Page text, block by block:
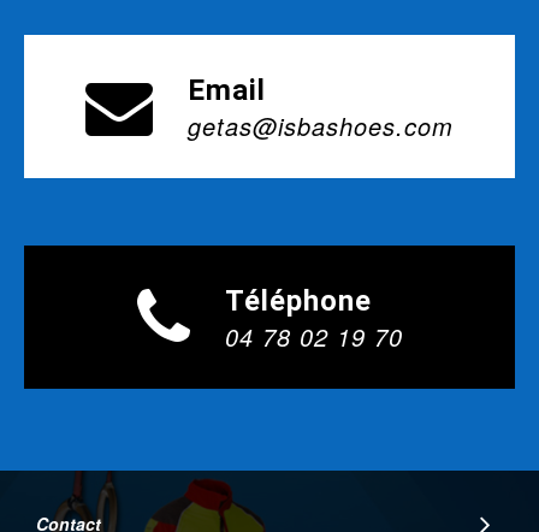
Email
getas@isbashoes.com
Téléphone
04 78 02 19 70
Contact